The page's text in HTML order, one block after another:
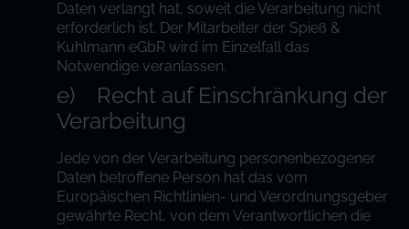
Daten verlangt hat, soweit die Verarbeitung nicht
erforderlich ist. Der Mitarbeiter der Spieß &
Kuhlmann eGbR wird im Einzelfall das
Notwendige veranlassen.
e) Recht auf Einschränkung der
Verarbeitung
Jede von der Verarbeitung personenbezogener
Daten betroffene Person hat das vom
Europäischen Richtlinien- und Verordnungsgeber
gewährte Recht, von dem Verantwortlichen die